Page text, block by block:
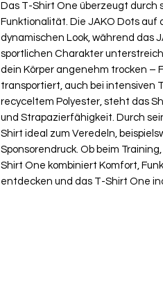
Das T-Shirt One überzeugt
Funktionalität. Die JAKO Dots
dynamischen Look, während das
sportlichen Charakter
dein Körper angenehm trocken –
transportiert, auch bei intensiven
recyceltem Polyester, steht das
und Strapazierfähigkeit. Durch
Shirt ideal zum Veredeln,
Sponsorendruck. Ob beim
Shirt One kombiniert Komfort,
entdecken und das T-Shirt One